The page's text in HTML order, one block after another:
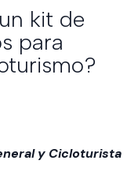
kit de
para
y Cicloturista